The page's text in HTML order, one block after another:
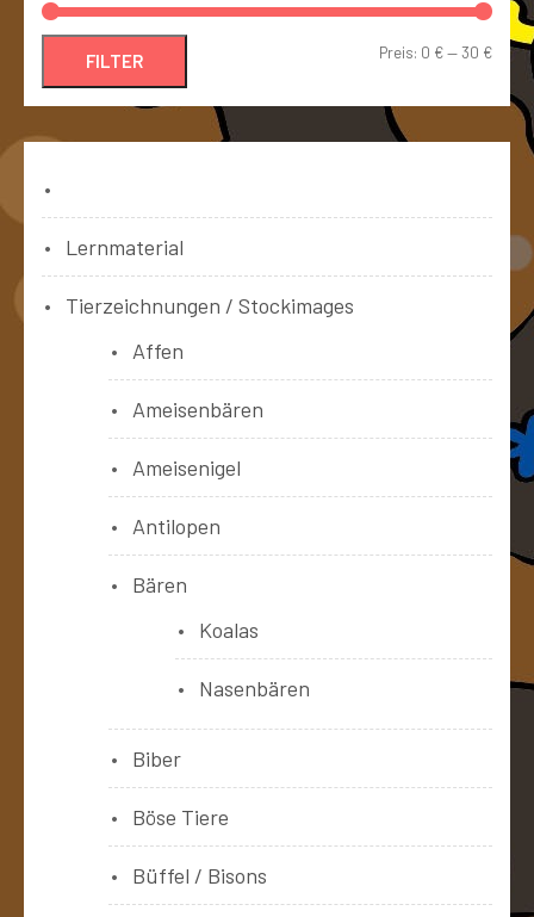
FILTER Preis: 0 €—30 €
Lernmaterial
Tierzeichnungen / Stockimages
Affen
Ameisenbären
Ameisenigel
Antilopen
Bären
Koalas
Nasenbären
Biber
Böse Tiere
Büffel / Bisons